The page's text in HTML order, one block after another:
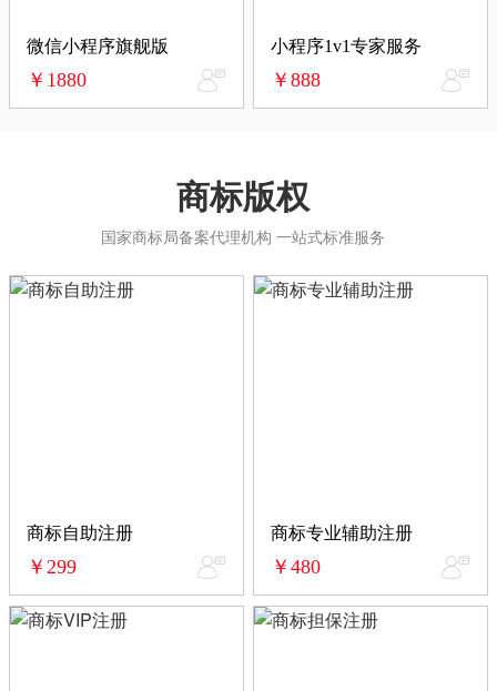
微信小程序旗舰版
￥1880
小程序1v1专家服务
￥888
商标版权
国家商标局备案代理机构 一站式标准服务
商标自助注册
￥299
商标专业辅助注册
￥480